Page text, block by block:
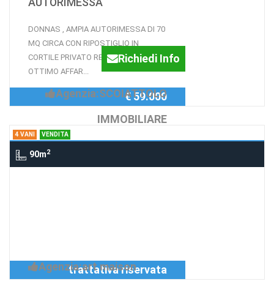
DONNAS , AMPIA AUTORIMESSA DI 70
MQ CIRCA CON RIPOSTIGLIO IN
CORTILE PRIVATO RECINTATO.
OTTIMO AFFAR...
Richiedi Info
Agenzia:SCOIATTOLO
IMMOBILIARE
€ 59.000
4 VANI VENDITA
90m2
Agenzia:art maison
trattativa riservata